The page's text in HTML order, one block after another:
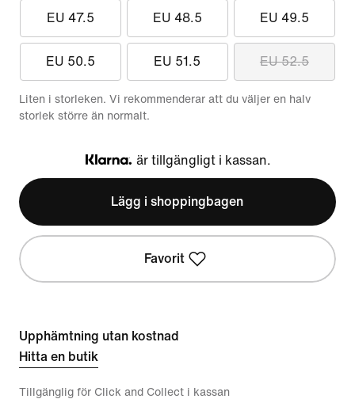
EU 47.5 EU 48.5 EU 49.5
EU 50.5 EU 51.5 EU 52.5
Liten i storleken. Vi rekommenderar att du väljer en halv
storlek större än normalt.
Klarna
är tillgängligt i kassan.
Lägg i shoppingbagen
Favorit
Upphämtning utan kostnad
Hitta en butik
Tillgänglig för Click and Collect i kassan